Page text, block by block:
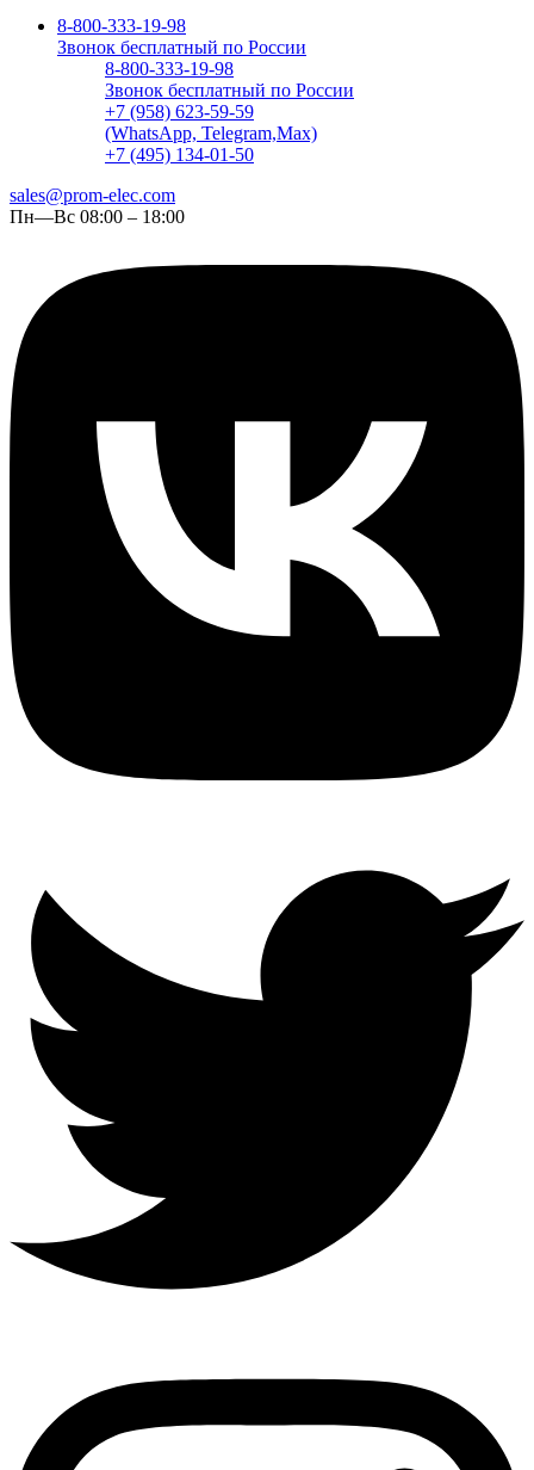
8-800-333-19-98
Звонок бесплатный по России
8-800-333-19-98
Звонок бесплатный по России
+7 (958) 623-59-59
(WhatsApp, Telegram,Max)
+7 (495) 134-01-50
sales@prom-elec.com
Пн—Вс 08:00 – 18:00